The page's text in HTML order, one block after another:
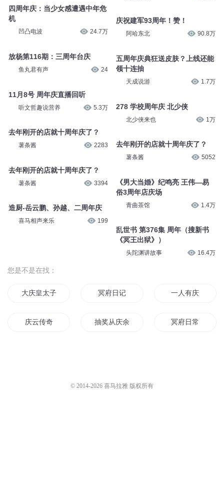
四周年庆：当少女感遭遇中年危
机
凹凸电波 24.7万
放杨第116期：三周年台庆
鱼丸君有声 24
11月8号 周年庆直播回听
听文哲趣说营养 5.3万
去年刚开的店就十周年庆了？
薯条酱 2283
去年刚开的店就十周年庆了？
薯条酱 3394
造厨-岳云鹏、孙越、二周年庆
喜马相声来乐 199
庆祝建军93周年！赞！
阿哈东北 90.8万
五周年庆典狂送皮肤？上线还能
领十连抽
天成说游 1.7万
278 学校周年庆 北少侠
北少侠来也 1万
去年刚开的店就十周年庆了？
薯条酱 5052
《男大当婚》纪鸣亮 王伟—易
俗3周年店庆场
青曲茶馆 1.4万
乱世书 第376集 周年（搜新书
《冥王出狱》）
头陀渊讲故事 16.4万
您是不是在找：
大庆皇太子 冥府日记 一人有庆
庆云传奇 抽奖从庆余年开始 冥府日常
© 2014-2026 喜马拉雅 版权所有